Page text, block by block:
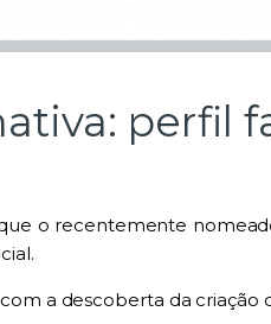
perfil
o recentemente
a descoberta da